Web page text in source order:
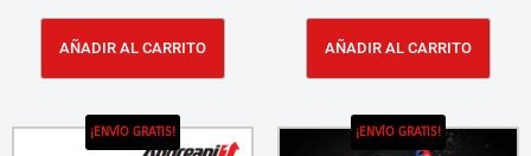
AÑADIR AL CARRITO AÑADIR AL CARRITO
¡ENVÍO GRATIS! ¡ENVÍO GRATIS!